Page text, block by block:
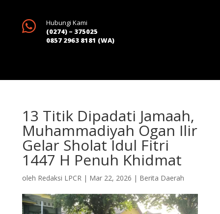

Hubungi Kami
(0274) – 375025
0857 2963 8181 (WA)
13 Titik Dipadati Jamaah,
Muhammadiyah Ogan Ilir
Gelar Sholat Idul Fitri
1447 H Penuh Khidmat
oleh Redaksi LPCR| Mar 22, 2026 | Berita Daerah